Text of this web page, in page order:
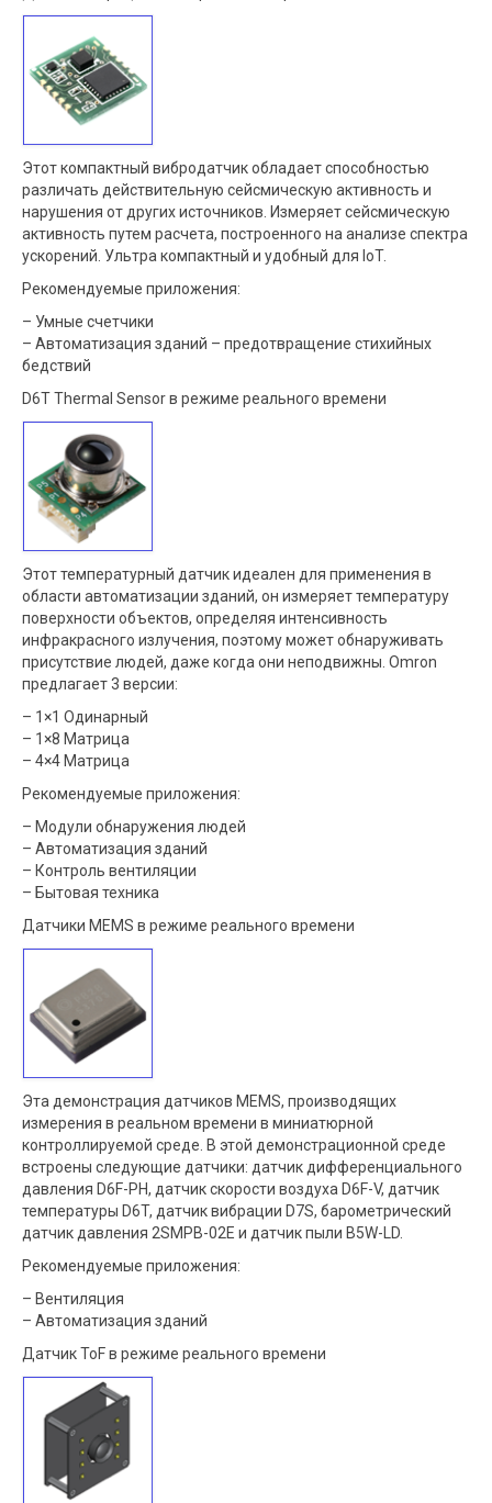
Этот компактный вибродатчик обладает способностью
различать действительную сейсмическую активность и
нарушения от других источников. Измеряет сейсмическую
активность путем расчета, построенного на анализе спектра
ускорений. Ультра компактный и удобный для IoT.
Рекомендуемые приложения:
– Умные счетчики
– Автоматизация зданий – предотвращение стихийных
бедствий
D6T Thermal Sensor в режиме реального времени
Этот температурный датчик идеален для применения в
области автоматизации зданий, он измеряет температуру
поверхности объектов, определяя интенсивность
инфракрасного излучения, поэтому может обнаруживать
присутствие людей, даже когда они неподвижны. Omron
предлагает 3 версии:
– 1×1 Одинарный
– 1×8 Матрица
– 4×4 Матрица
Рекомендуемые приложения:
– Модули обнаружения людей
– Автоматизация зданий
– Контроль вентиляции
– Бытовая техника
Датчики MEMS в режиме реального времени
Эта демонстрация датчиков MEMS, производящих
измерения в реальном времени в миниатюрной
контроллируемой среде. В этой демонстрационной среде
встроены следующие датчики: датчик дифференциального
давления D6F-PH, датчик скорости воздуха D6F-V, датчик
температуры D6T, датчик вибрации D7S, барометрический
датчик давления 2SMPB-02E и датчик пыли B5W-LD.
Рекомендуемые приложения:
– Вентиляция
– Автоматизация зданий
Датчик ToF в режиме реального времени